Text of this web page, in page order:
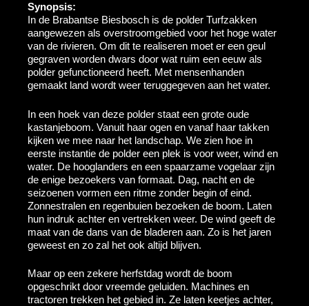
Synopsis:
In de Brabantse Biesbosch is de polder Turfzakken
aangewezen als overstroomgebied voor het hoge water
van de rivieren. Om dit te realiseren moet er een geul
gegraven worden dwars door wat ruim een eeuw als
polder gefunctioneerd heeft. Met mensenhanden
gemaakt land wordt weer teruggegeven aan het water.
In een hoek van deze polder staat een grote oude
kastanjeboom. Vanuit haar ogen en vanaf haar takken
kijken we mee naar het landschap. We zien hoe in
eerste instantie de polder een plek is voor weer, wind en
water. De hooglanders en een spaarzame vogelaar zijn
de enige bezoekers van formaat. Dag, nacht en de
seizoenen vormen een ritme zonder begin of eind.
Zonnestralen en regenbuien bezoeken de boom. Laten
hun indruk achter en vertrekken weer. De wind geeft de
maat van de dans van de bladeren aan. Zo is het jaren
geweest en zo zal het ook altijd blijven.
Maar op een zekere herfstdag wordt de boom
opgeschrikt door vreemde geluiden. Machines en
tractoren trekken het gebied in. Ze laten keetjes achter,